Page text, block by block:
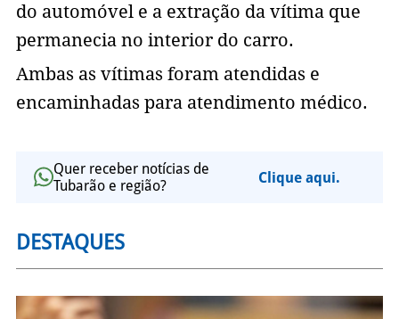
do automóvel e a extração da vítima que
permanecia no interior do carro.
Ambas as vítimas foram atendidas e
encaminhadas para atendimento médico.
Quer receber notícias de
Tubarão e região?
Clique aqui.
DESTAQUES